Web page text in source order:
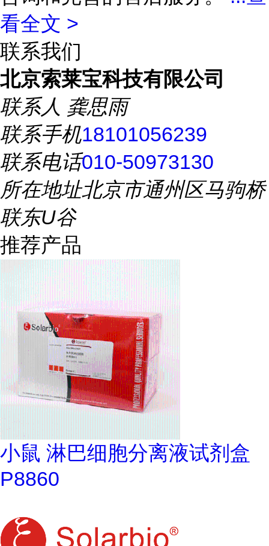
看全文 >
联系我们
北京索莱宝科技有限公司
联系人 龚思雨
联系手机18101056239
联系电话010-50973130
所在地址北京市通州区马驹桥
联东U谷
推荐产品
小鼠 淋巴细胞分离液试剂盒
P8860